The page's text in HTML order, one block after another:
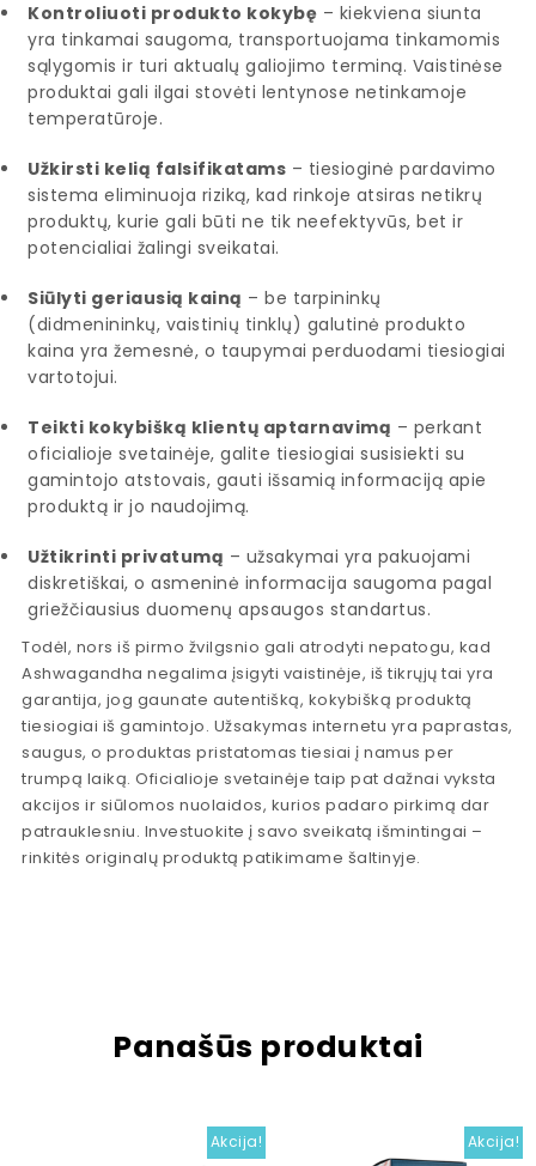
Kontroliuoti produkto kokybę – kiekviena siunta
yra tinkamai saugoma, transportuojama tinkamomis
sąlygomis ir turi aktualų galiojimo terminą. Vaistinėse
produktai gali ilgai stovėti lentynose netinkamoje
temperatūroje.
Užkirsti kelią falsifikatams – tiesioginė pardavimo
sistema eliminuoja riziką, kad rinkoje atsiras netikrų
produktų, kurie gali būti ne tik neefektyvūs, bet ir
potencialiai žalingi sveikatai.
Siūlyti geriausią kainą – be tarpininkų
(didmenininkų, vaistinių tinklų) galutinė produkto
kaina yra žemesnė, o taupymai perduodami tiesiogiai
vartotojui.
Teikti kokybišką klientų aptarnavimą – perkant
oficialioje svetainėje, galite tiesiogiai susisiekti su
gamintojo atstovais, gauti išsamią informaciją apie
produktą ir jo naudojimą.
Užtikrinti privatumą – užsakymai yra pakuojami
diskretiškai, o asmeninė informacija saugoma pagal
griežčiausius duomenų apsaugos standartus.
Todėl, nors iš pirmo žvilgsnio gali atrodyti nepatogu, kad
Ashwagandha negalima įsigyti vaistinėje, iš tikrųjų tai yra
garantija, jog gaunate autentišką, kokybišką produktą
tiesiogiai iš gamintojo. Užsakymas internetu yra paprastas,
saugus, o produktas pristatomas tiesiai į namus per
trumpą laiką. Oficialioje svetainėje taip pat dažnai vyksta
akcijos ir siūlomos nuolaidos, kurios padaro pirkimą dar
patrauklesniu. Investuokite į savo sveikatą išmintingai –
rinkitės originalų produktą patikimame šaltinyje.
Panašūs produktai
Akcija! Akcija!